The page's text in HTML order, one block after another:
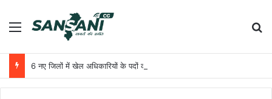
Menu
6 नए जिलों में खेल अधिकारियों के पदों को मंजूरी